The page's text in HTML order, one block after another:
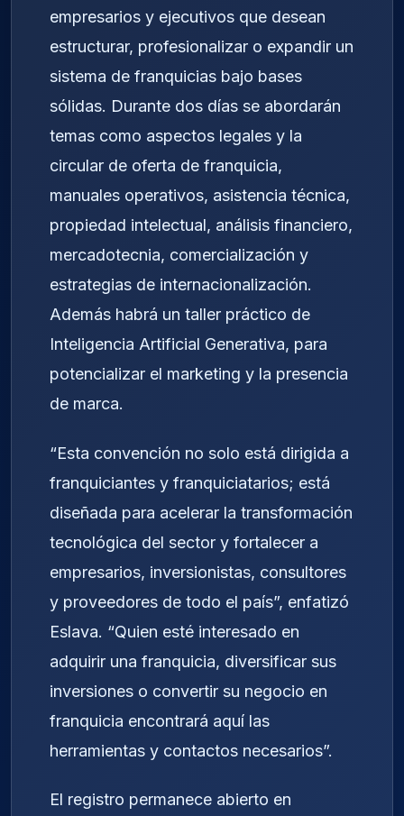
empresarios y ejecutivos que desean
estructurar, profesionalizar o expandir un
sistema de franquicias bajo bases
sólidas. Durante dos días se abordarán
temas como aspectos legales y la
circular de oferta de franquicia,
manuales operativos, asistencia técnica,
propiedad intelectual, análisis financiero,
mercadotecnia, comercialización y
estrategias de internacionalización.
Además habrá un taller práctico de
Inteligencia Artificial Generativa, para
potencializar el marketing y la presencia
de marca.
“Esta convención no solo está dirigida a
franquiciantes y franquiciatarios; está
diseñada para acelerar la transformación
tecnológica del sector y fortalecer a
empresarios, inversionistas, consultores
y proveedores de todo el país”, enfatizó
Eslava. “Quien esté interesado en
adquirir una franquicia, diversificar sus
inversiones o convertir su negocio en
franquicia encontrará aquí las
herramientas y contactos necesarios”.
El registro permanece abierto en